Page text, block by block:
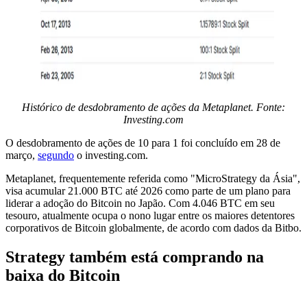
Histórico de desdobramento de ações da Metaplanet. Fonte:
Investing.com
O desdobramento de ações de 10 para 1 foi concluído em 28 de
março, segundo o investing.com.
Metaplanet, frequentemente referida como "MicroStrategy da Ásia",
visa acumular 21.000 BTC até 2026 como parte de um plano para
liderar a adoção do Bitcoin no Japão. Com 4.046 BTC em seu
tesouro, atualmente ocupa o nono lugar entre os maiores detentores
corporativos de Bitcoin globalmente, de acordo com dados da Bitbo.
Strategy também está comprando na
baixa do Bitcoin